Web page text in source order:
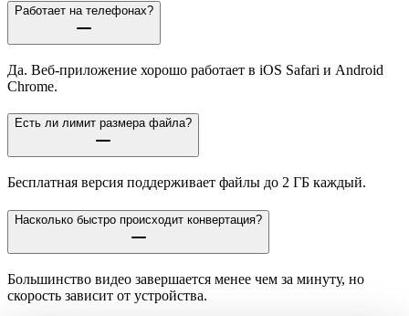
Работает на телефонах?
Да. Веб-приложение хорошо работает в iOS Safari и Android
Chrome.
Есть ли лимит размера файла?
Бесплатная версия поддерживает файлы до 2 ГБ каждый.
Насколько быстро происходит конвертация?
Большинство видео завершается менее чем за минуту, но
скорость зависит от устройства.